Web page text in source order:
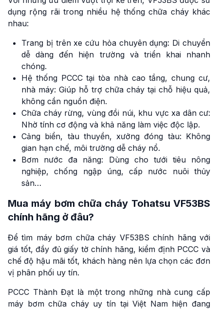
dụng rộng rãi trong nhiều hệ thống chữa cháy khác
nhau:
Trang bị trên xe cứu hỏa chuyên dụng: Di chuyển
dễ dàng đến hiện trường và triển khai nhanh
chóng.
Hệ thống PCCC tại tòa nhà cao tầng, chung cư,
nhà máy: Giúp hỗ trợ chữa cháy tại chỗ hiệu quả,
không cần nguồn điện.
Chữa cháy rừng, vùng đồi núi, khu vực xa dân cư:
Nhờ tính cơ động và khả năng làm việc độc lập.
Cảng biển, tàu thuyền, xưởng đóng tàu: Không
gian hạn chế, môi trường dễ cháy nổ.
Bơm nước đa năng: Dùng cho tưới tiêu nông
nghiệp, chống ngập úng, cấp nước nuôi thủy
sản…
Mua máy bơm chữa cháy Tohatsu VF53BS
chính hãng ở đâu?
Để tìm máy bơm chữa cháy VF53BS chính hãng với
giá tốt, đầy đủ giấy tờ chính hãng, kiểm định PCCC và
chế độ hậu mãi tốt, khách hàng nên lựa chọn các đơn
vị phân phối uy tín.
PCCC Thành Đạt là một trong những nhà cung cấp
máy bơm chữa cháy uy tín tại Việt Nam hiện đang